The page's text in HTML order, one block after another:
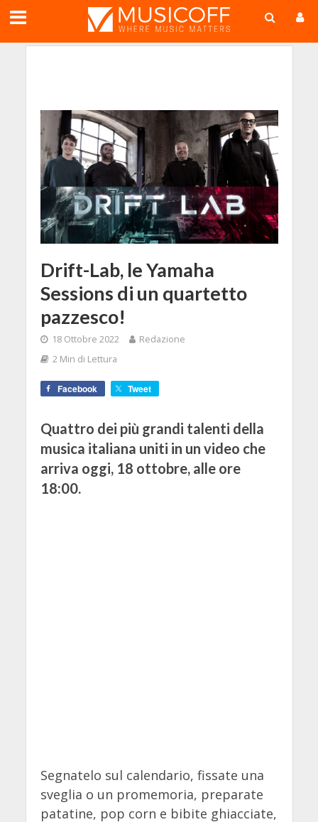
Drift-Lab, le Yamaha
Sessions di un quartetto
pazzesco!
18 Ottobre 2022
Redazione
2 Min di Lettura
Facebook Tweet
Quattro dei più grandi talenti della
musica italiana uniti in un video che
arriva oggi, 18 ottobre, alle ore
18:00.
Segnatelo sul calendario, fissate una
sveglia o un promemoria, preparate
patatine, pop corn e bibite ghiacciate,